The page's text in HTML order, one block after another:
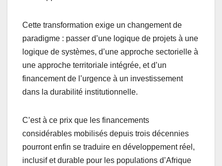
Cette transformation exige un changement de
paradigme : passer d’une logique de projets à une
logique de systèmes, d’une approche sectorielle à
une approche territoriale intégrée, et d’un
financement de l’urgence à un investissement
dans la durabilité institutionnelle.
C’est à ce prix que les financements
considérables mobilisés depuis trois décennies
pourront enfin se traduire en développement réel,
inclusif et durable pour les populations d’Afrique